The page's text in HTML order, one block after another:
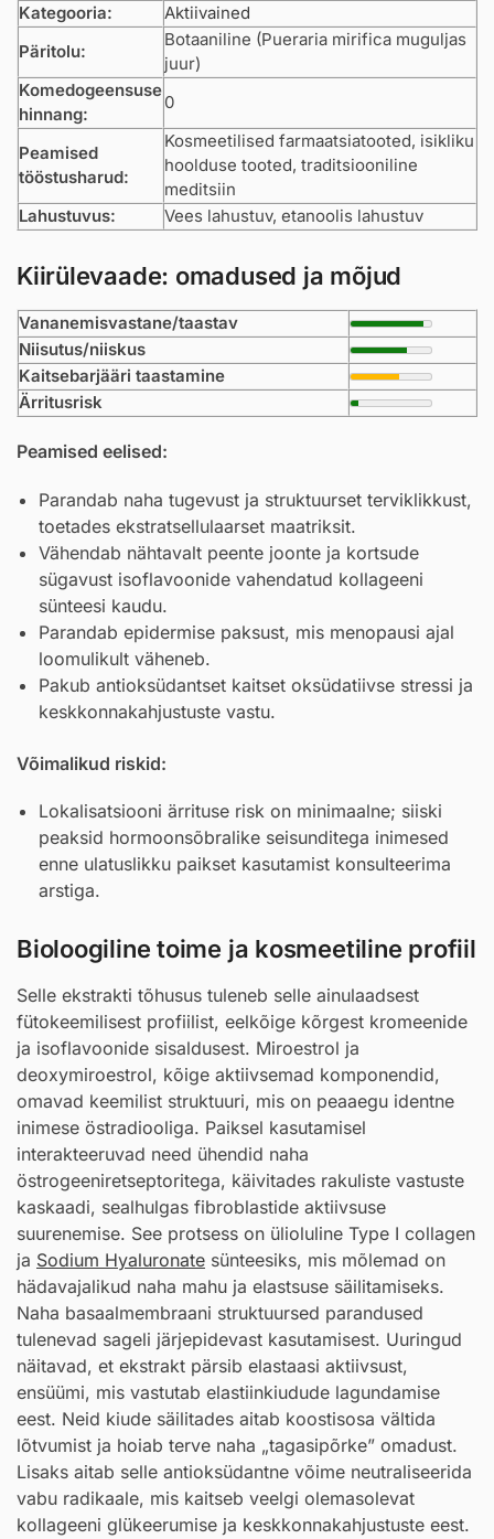
Kategooria:
Aktiivained
Päritolu:
Botaaniline (Pueraria mirifica muguljas
juur)
Komedogeensuse
hinnang:
0
Peamised
tööstusharud:
Kosmeetilised farmaatsiatooted, isikliku
hoolduse tooted, traditsiooniline
meditsiin
Lahustuvus:
Vees lahustuv, etanoolis lahustuv
Kiirülevaade: omadused ja mõjud
Vananemisvastane/taastav
Niisutus/niiskus
Kaitsebarjääri taastamine
Ärritusrisk
Peamised eelised:
Parandab naha tugevust ja struktuurset terviklikkust,
toetades ekstratsellulaarset maatriksit.
Vähendab nähtavalt peente joonte ja kortsude
sügavust isoflavoonide vahendatud kollageeni
sünteesi kaudu.
Parandab epidermise paksust, mis menopausi ajal
loomulikult väheneb.
Pakub antioksüdantset kaitset oksüdatiivse stressi ja
keskkonnakahjustuste vastu.
Võimalikud riskid:
Lokalisatsiooni ärrituse risk on minimaalne; siiski
peaksid hormoonsõbralike seisunditega inimesed
enne ulatuslikku paikset kasutamist konsulteerima
arstiga.
Bioloogiline toime ja kosmeetiline profiil
Selle ekstrakti tõhusus tuleneb selle ainulaadsest
fütokeemilisest profiilist, eelkõige kõrgest kromeenide
ja isoflavoonide sisaldusest. Miroestrol ja
deoxymiroestrol, kõige aktiivsemad komponendid,
omavad keemilist struktuuri, mis on peaaegu identne
inimese östradiooliga. Paiksel kasutamisel
interakteeruvad need ühendid naha
östrogeeniretseptoritega, käivitades rakuliste vastuste
kaskaadi, sealhulgas fibroblastide aktiivsuse
suurenemise. See protsess on ülioluline Type I collagen
ja Sodium Hyaluronate sünteesiks, mis mõlemad on
hädavajalikud naha mahu ja elastsuse säilitamiseks.
Naha basaalmembraani struktuursed parandused
tulenevad sageli järjepidevast kasutamisest. Uuringud
näitavad, et ekstrakt pärsib elastaasi aktiivsust,
ensüümi, mis vastutab elastiinkiudude lagundamise
eest. Neid kiude säilitades aitab koostisosa vältida
lõtvumist ja hoiab terve naha „tagasipõrke” omadust.
Lisaks aitab selle antioksüdantne võime neutraliseerida
vabu radikaale, mis kaitseb veelgi olemasolevat
kollageeni glükeerumise ja keskkonnakahjustuste eest.